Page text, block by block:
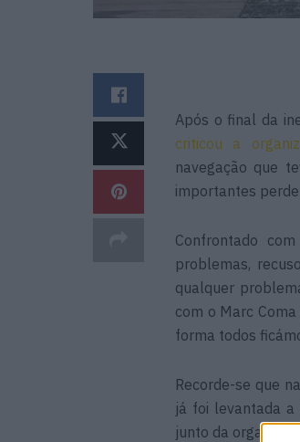
Após o final da
criticou a
navegação que
importantes
Confrontado
problemas,
qualquer
com o Marc
forma todos
Recorde-se que
já foi levantada
junto da